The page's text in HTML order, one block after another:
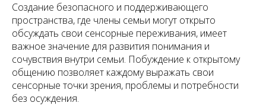
Создание безопасного и поддерживающего
пространства, где члены семьи могут открыто
обсуждать свои сенсорные переживания, имеет
важное значение для развития понимания и
сочувствия внутри семьи. Побуждение к открытому
общению позволяет каждому выражать свои
сенсорные точки зрения, проблемы и потребности
без осуждения.